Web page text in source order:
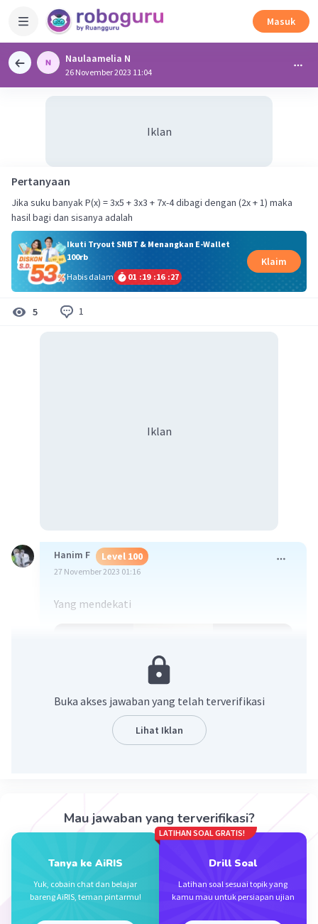
Masuk
Naulaamelia N
26 November 2023 11:04
Iklan
Pertanyaan
Jika suku banyak P(x) = 3x5 + 3x3 + 7x-4 dibagi dengan (2x + 1) maka
hasil bagi dan sisanya adalah
Ikuti Tryout SNBT & Menangkan E-Wallet
100rb
Habis dalam
01 :19 :16 :26
Klaim
5 1
Iklan
Hanim F Level 100
27 November 2023 01:16
Yang mendekati
Buka akses jawaban yang telah terverifikasi
Lihat Iklan
Mau jawaban yang terverifikasi?
Tanya ke AiRIS
Yuk, cobain chat dan belajar
bareng AiRIS, teman pintarmu!
LATIHAN SOAL GRATIS!
Drill Soal
Latihan soal sesuai topik yang
kamu mau untuk persiapan ujian